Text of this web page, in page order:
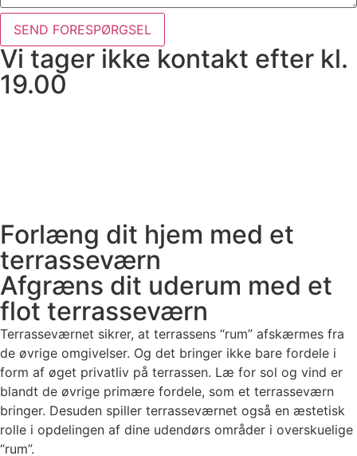
SEND FORESPØRGSEL
Vi tager ikke kontakt efter kl.
19.00
Forlæng dit hjem med et
terrasseværn
Afgræns dit uderum med et
flot terrasseværn
Terrasseværnet sikrer, at terrassens “rum” afskærmes fra
de øvrige omgivelser. Og det bringer ikke bare fordele i
form af øget privatliv på terrassen. Læ for sol og vind er
blandt de øvrige primære fordele, som et terrasseværn
bringer. Desuden spiller terrasseværnet også en æstetisk
rolle i opdelingen af dine udendørs områder i overskuelige
“rum”.